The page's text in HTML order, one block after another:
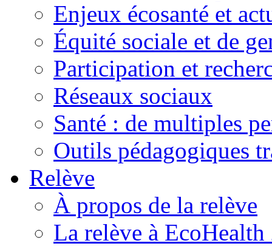
Enjeux écosanté et
Équité sociale et de
Participation et
Réseaux sociaux
Santé : de multiples
Outils pédagogiques
Relève
À propos de la relève
La relève à EcoHealth